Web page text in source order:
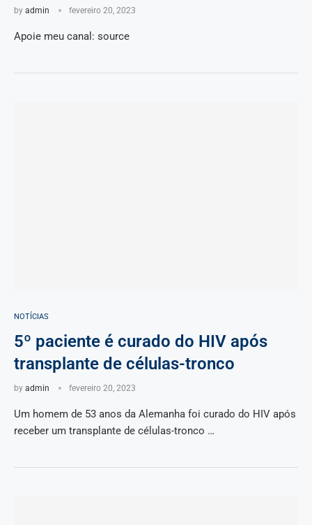
by admin fevereiro 20, 2023
Apoie meu canal: source
NOTÍCIAS
5º paciente é curado do HIV após
transplante de células-tronco
by admin fevereiro 20, 2023
Um homem de 53 anos da Alemanha foi curado do HIV após
receber um transplante de células-tronco …